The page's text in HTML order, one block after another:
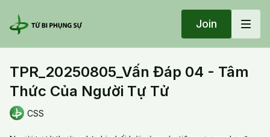
Join
TPR_20250805_Vấn Đáp 04 - Tâm
Thức Của Người Tự Tử
CSS